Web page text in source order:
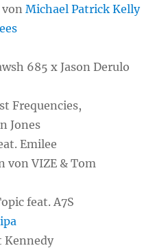
vonMichael Patrick Kelly
685 x Jason Derulo
Frequencies,
Jones
Emilee
von VIZE & Tom
feat. A7S
Kennedy